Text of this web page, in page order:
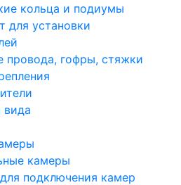
кольца и подиумы
для установки
провода, гофры, стяжки
вида
камеры
подключения камер